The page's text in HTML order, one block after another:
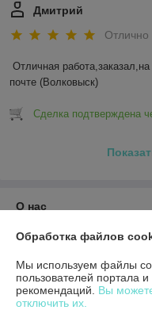
Дмитрий
Отлично
Отличная
почте (Волковыск)
Сделка подтверждена
О нас
Контакты
Доставка и оплата
Обработка файлов
Мы используем файлы
пользователей портала
рекомендаций. Вы
отключить их.